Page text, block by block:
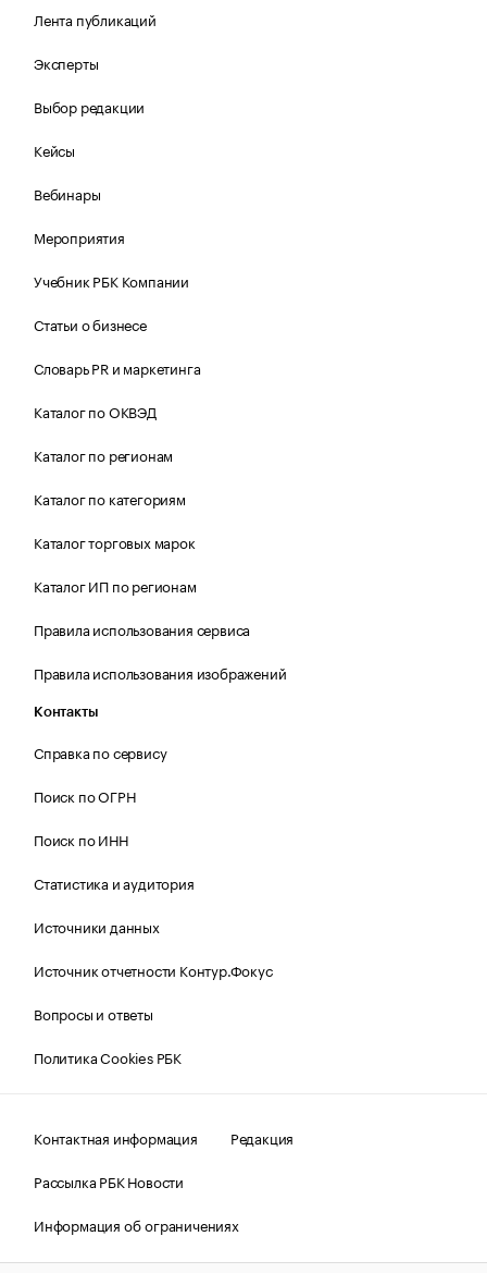
Лента публикаций
Эксперты
Выбор редакции
Кейсы
Вебинары
Мероприятия
Учебник РБК Компании
Статьи о бизнесе
Словарь PR и маркетинга
Каталог по ОКВЭД
Каталог по регионам
Каталог по категориям
Каталог торговых марок
Каталог ИП по регионам
Правила использования сервиса
Правила использования изображений
Контакты
Справка по сервису
Поиск по ОГРН
Поиск по ИНН
Статистика и аудитория
Источники данных
Источник отчетности Контур.Фокус
Вопросы и ответы
Политика Cookies РБК
Контактная информация
Редакция
Рассылка РБК Новости
Информация об ограничениях
Правовая информация
О соблюдении авторских прав